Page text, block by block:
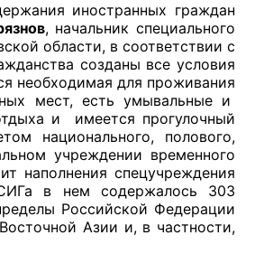
иностранных граждан
, начальник специального
области, в соответствии с
созданы все условия
необходимая для проживания
мест, есть умывальные и
и имеется прогулочный
национального, полового,
учреждении временного
наполнения спецучреждения
в нем содержалось 303
Российской Федерации
Азии и, в частности,